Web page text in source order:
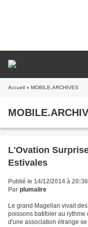
Accueil » MOBILE.ARCHIVES
L'Ovation
Estivales
Publié le 14/12/2014 à 20:36
Par plumalire
Le grand Magellan vivait
poissons batifoler au rythme
d'une association étrange